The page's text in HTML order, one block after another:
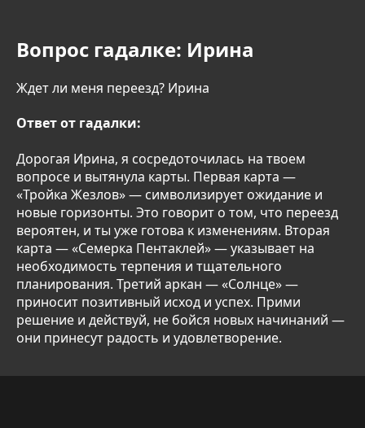
Вопрос гадалке: Ирина
Ждет ли меня переезд? Ирина
Ответ от гадалки:
Дорогая Ирина, я сосредоточилась на твоем
вопросе и вытянула карты. Первая карта —
«Тройка Жезлов» — символизирует ожидание и
новые горизонты. Это говорит о том, что переезд
вероятен, и ты уже готова к изменениям. Вторая
карта — «Семерка Пентаклей» — указывает на
необходимость терпения и тщательного
планирования. Третий аркан — «Солнце» —
приносит позитивный исход и успех. Прими
решение и действуй, не бойся новых начинаний —
они принесут радость и удовлетворение.